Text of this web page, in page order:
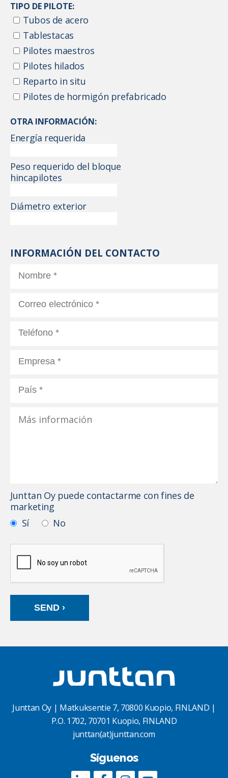
TIPO DE PILOTE:
Tubos de acero
Tablestacas
Pilotes maestros
Pilotes hilados
Reparto in situ
Pilotes de hormigón prefabricado
OTRA INFORMACIÓN:
Energía requerida
Peso requerido del bloque
hincapilotes
Diámetro exterior
INFORMACIÓN DEL CONTACTO
Junttan Oy puede contactarme con fines de
marketing
Sí
No
Junttan Oy | Matkuksentie 7, 70800 Kuopio, FINLAND |
P.O. 1702, 70701 Kuopio, FINLAND
junttan(at)junttan.com
Síguenos